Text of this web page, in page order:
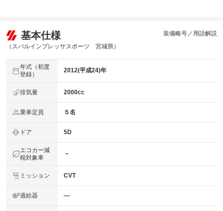
基本仕様
（スバルインプレッサスポーツ 宮城県）
装備略号／用語解説
年式（初度
登録）
2012(平成24)年
排気量 2000cc
乗車定員 ５名
ドア 5D
エコカー減
税対象車
－
ミッション CVT
過給器 ―